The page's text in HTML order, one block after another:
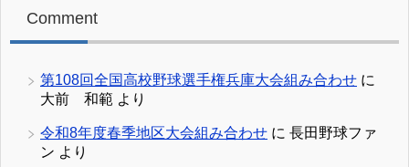
Comment
第108回全国高校野球選手権兵庫大会組み合わせ に
大前 和範 より
令和8年度春季地区大会組み合わせ に 長田野球ファ
ン より